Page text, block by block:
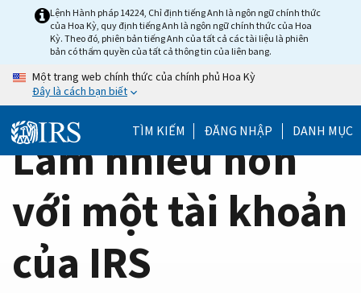
HomeLệnh Hành pháp 14224, Chỉ định tiếng Anh là ngôn ngữ chính thức
của Hoa Kỳ, quy định tiếng Anh là ngôn ngữ chính thức của Hoa
Kỳ. Theo đó, phiên bản tiếng Anh của tất cả các tài liệu là phiên
bản có thẩm quyền của tất cả thông tin của liên bang.
Một trang web chính thức của chính phủ Hoa Kỳ
Đây là cách bạn biết
TÌM KIẾM ĐĂNG NHẬP DANH MỤC
Làm nhiều hơn
với một tài khoản
của IRS